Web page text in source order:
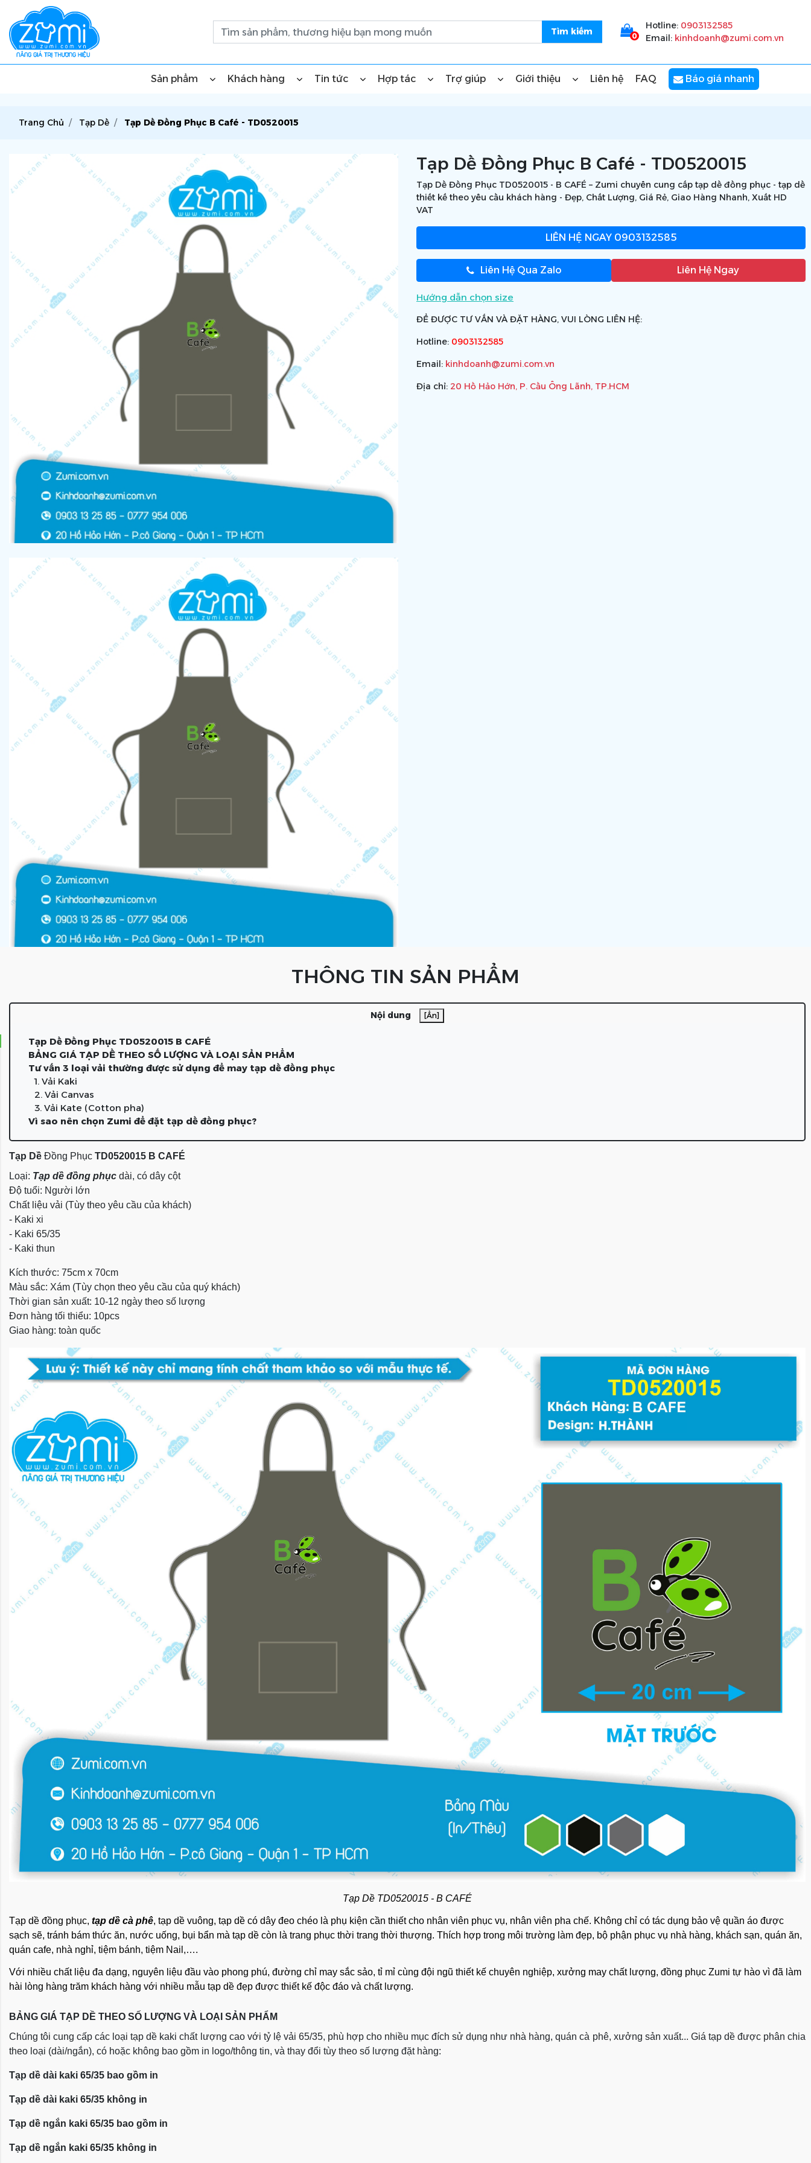
0
Hotline: 0903132585
Email: kinhdoanh@zumi.com.vn
Sản phẩm Khách hàng Tin tức Hợp tác Trợ giúp Giới thiệu Liên hệ FAQ Báo giá nhanh
Trang Chủ Tạp Dề Tạp Dề Đồng Phục B Café - TD0520015
Tạp Dề Đồng Phục B Café - TD0520015
Tạp Dề Đồng Phục TD0520015 - B CAFÉ – Zumi chuyên cung cấp tạp dề đồng phục - tạp dề
thiết kế theo yêu cầu khách hàng - Đẹp, Chất Lượng, Giá Rẻ, Giao Hàng Nhanh, Xuất HD
VAT
LIÊN HỆ NGAY0903132585
Liên Hệ Qua Zalo Liên Hệ Ngay
Hướng dẫn chọn size
ĐỂ ĐƯỢC TƯ VẤN VÀ ĐẶT HÀNG, VUI LÒNG LIÊN HỆ:
Hotline: 0903132585
Email: kinhdoanh@zumi.com.vn
Địa chỉ: 20 Hồ Hảo Hớn, P. Cầu Ông Lãnh, TP.HCM
THÔNG TIN SẢN PHẨM
Nội dung [Ẩn]
Tạp Dề Đồng Phục TD0520015 B CAFÉ
BẢNG GIÁ TẠP DỀ THEO SỐ LƯỢNG VÀ LOẠI SẢN PHẨM
Tư vấn 3 loại vải thường được sử dụng để may tạp dề đồng phục
1. Vải Kaki
2. Vải Canvas
3. Vải Kate (Cotton pha)
Vì sao nên chọn Zumi để đặt tạp dề đồng phục?
Tạp Dề Đồng Phục TD0520015 B CAFÉ
Loại: Tạp dề đồng phục dài, có dây cột
Độ tuổi: Người lớn
Chất liệu vải (Tùy theo yêu cầu của khách)
- Kaki xi
- Kaki 65/35
- Kaki thun
Kích thước: 75cm x 70cm
Màu sắc: Xám (Tùy chọn theo yêu cầu của quý khách)
Thời gian sản xuất: 10-12 ngày theo số lượng
Đơn hàng tối thiểu: 10pcs
Giao hàng: toàn quốc
Tạp Dề TD0520015 - B CAFÉ
Tạp dề đồng phục, tạp dề cà phê, tạp dề vuông, tạp dề có dây đeo chéo là phụ kiện cần thiết cho nhân viên phục vụ, nhân viên pha chế. Không chỉ có tác dụng bảo vệ quần áo được
sạch sẽ, tránh bám thức ăn, nước uống, bụi bẩn mà tạp dề còn là trang phục thời trang thời thượng. Thích hợp trong môi trường làm đẹp, bộ phận phục vụ nhà hàng, khách sạn, quán ăn,
quán cafe, nhà nghỉ, tiệm bánh, tiệm Nail,….
Với nhiều chất liệu đa dạng, nguyên liệu đầu vào phong phú, đường chỉ may sắc sảo, tỉ mỉ cùng đội ngũ thiết kế chuyên nghiệp, xưởng may chất lượng, đồng phục Zumi tự hào vì đã làm
hài lòng hàng trăm khách hàng với nhiều mẫu tạp dề đẹp được thiết kế độc đáo và chất lượng.
BẢNG GIÁ TẠP DỀ THEO SỐ LƯỢNG VÀ LOẠI SẢN PHẨM
Chúng tôi cung cấp các loại tạp dề kaki chất lượng cao với tỷ lệ vải 65/35, phù hợp cho nhiều mục đích sử dụng như nhà hàng, quán cà phê, xưởng sản xuất... Giá tạp dề được phân chia
theo loại (dài/ngắn), có hoặc không bao gồm in logo/thông tin, và thay đổi tùy theo số lượng đặt hàng:
Tạp dề dài kaki 65/35 bao gồm in
Tạp dề dài kaki 65/35 không in
Tạp dề ngắn kaki 65/35 bao gồm in
Tạp dề ngắn kaki 65/35 không in